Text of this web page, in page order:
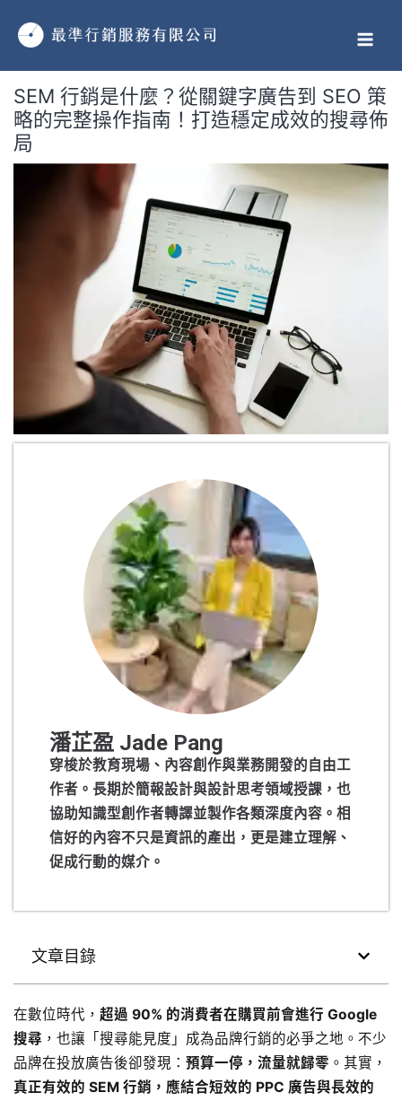
SEM 行銷是什麼？從關鍵字廣告到 SEO 策
略的完整操作指南！打造穩定成效的搜尋佈
局
潘芷盈 Jade Pang
穿梭於教育現場、內容創作與業務開發的自由工
作者。長期於簡報設計與設計思考領域授課，也
協助知識型創作者轉譯並製作各類深度內容。相
信好的內容不只是資訊的產出，更是建立理解、
促成行動的媒介。
文章目錄
在數位時代， 超過 90% 的消費者在購買前會進行 Google
搜尋 ，也讓「搜尋能見度」成為品牌行銷的必爭之地。不少
品牌在投放廣告後卻發現： 預算一停，流量就歸零 。其實，
真正有效的 SEM 行銷，應結合短效的 PPC 廣告與長效的